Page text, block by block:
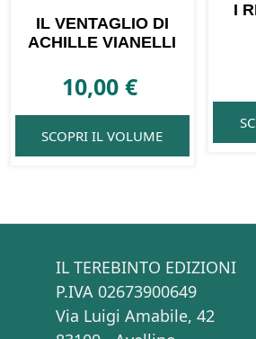
IL VENTAGLIO DI
ACHILLE VIANELLI
10,00€
SCOPRI IL VOLUME
I
IL TEREBINTO EDIZIONI
P.IVA 02673900649
Via Luigi Amabile, 42